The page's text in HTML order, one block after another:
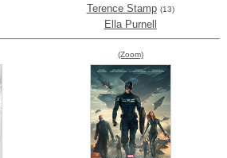
Terence Stamp (13)
Ella Purnell
(Zoom)